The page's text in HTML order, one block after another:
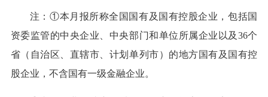
注：①本月报所称全国国有及国有控股企业，包括国
资委监管的中央企业、中央部门和单位所属企业以及36个
省（自治区、直辖市、计划单列市）的地方国有及国有控
股企业，不含国有一级金融企业。